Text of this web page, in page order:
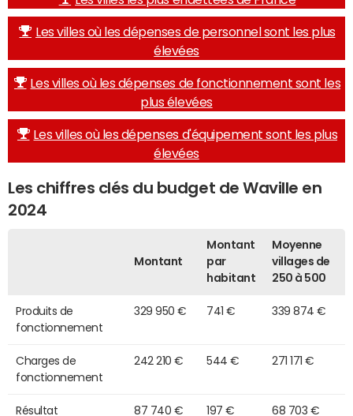
Les villes où les dépenses de personnel sont les plus
élevées
Les villes où les dépenses de fonctionnement sont les
plus élevées
Les villes où les dépenses d'équipement sont les plus
élevées
Les chiffres clés du budget de Waville en
2024
Montant
Montant
par
habitant
Moyenne
villages de
250 à 500
Produits de
fonctionnement
329 950 € 741 € 339 874 €
Charges de
fonctionnement
242 210 € 544 € 271 171 €
Résultat
87 740 € 197 € 68 703 €